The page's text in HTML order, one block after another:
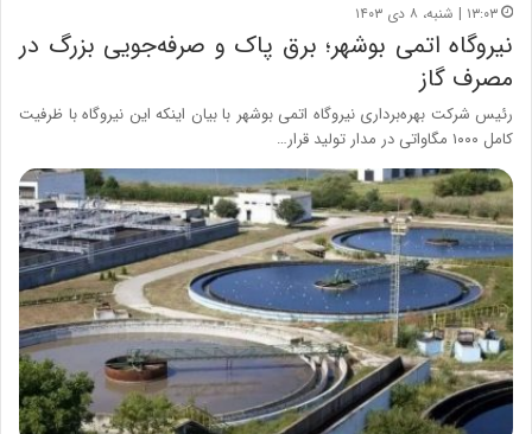
۱۳:۰۳ | شنبه، ۸ دی ۱۴۰۳
نیروگاه اتمی بوشهر؛ برق پاک و صرفه‌جویی بزرگ در
مصرف گاز
رئیس شرکت بهره‌برداری نیروگاه اتمی بوشهر با بیان اینکه این نیروگاه با ظرفیت
کامل ۱۰۰۰ مگاواتی در مدار تولید قرار…